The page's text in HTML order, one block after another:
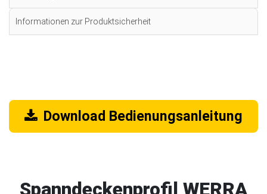
Informationen zur Produktsicherheit
Download Bedienungsanleitung
Spanndeckenprofil WERRA